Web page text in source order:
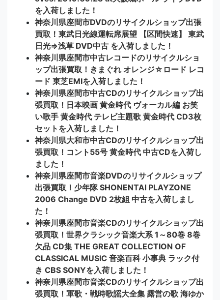
を入荷しました！
神奈川県座間市DVDのリサイクルショップ出張
買取！東武日光線運転席展望 【区間快速】 東武
日光⇒浅草 DVD中古 を入荷しました！
神奈川県座間市中古レコードのリサイクルショ
ップ出張買取！きまぐれ オレンジ☆ロード レコ
ード 東芝EMIを入荷しました！
神奈川県座間市中古CDのリサイクルショップ出
張買取！日本映画 黄金時代 ヴォーカル編 お笑
い歌手 黄金時代 テレビ主題歌 黄金時代 CD3枚
セットを入荷しました！
神奈川県大和市中古CDのリサイクルショップ出
張買取！コント55号 黄金時代 中古CDを入荷し
ました！
神奈川県座間市音楽DVDのリサイクルショップ
出張買取！少年隊 SHONENTAI PLAYZONE
2006 Change DVD 2枚組 中古を入荷しまし
た！
神奈川県座間市音楽CDのリサイクルショップ出
張買取！世界クラシック音楽大系 1～80巻 8巻
欠品 CD集 THE GREAT COLLECTION OF
CLASSICAL MUSIC 音楽百科 小事典 ラック付
き CBS SONYを入荷しました！
神奈川県座間市音楽CDのリサイクルショップ出
張買取！軍歌・戦時歌謡大全集 露営の歌 海ゆか